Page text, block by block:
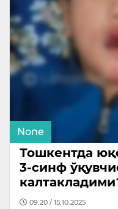
None
Тошкентда
3-синф
09:20 / 15.10.2025